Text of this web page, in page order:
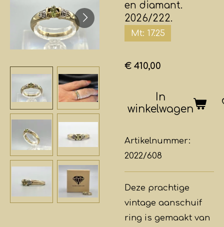
en diamant.
2026/222.
Mt: 17.25
€ 410,00
In
winkelwagen
Artikelnummer:
2022/608
Deze prachtige
vintage aanschuif
ring is gemaakt van